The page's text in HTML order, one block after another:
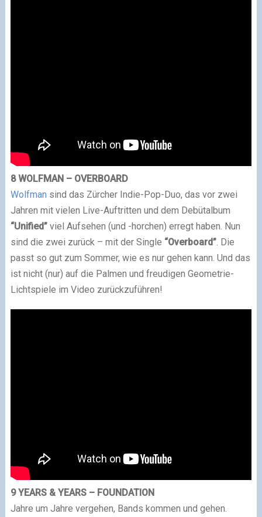
8 WOLFMAN – OVERBOARD
Wolfman sind das Zürcher Indie-Pop-Duo, das vor zwei
Jahren mit vielen Live-Auftritten und dem Debütalbum
“Unified”viel Aufsehen (und -horchen) erregt haben. Nun
sind die zwei zurück – mit der Single “Overboard”. Die
passt so gut zum Sommer, wie es nur gehen kann. Und das
ist nicht (nur) auf die Palmen und freudigen Geometrie-
Lichtspiele im Video zurückzuführen!
9 YEARS & YEARS – FOUNDATION
Jahre um Jahre vergehen, Bands kommen und gehen.